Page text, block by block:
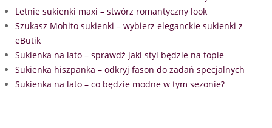
Letnie sukienki maxi – stwórz romantyczny look
Szukasz Mohito sukienki – wybierz eleganckie sukienki z
eButik
Sukienka na lato – sprawdź jaki styl będzie na topie
Sukienka hiszpanka – odkryj fason do zadań specjalnych
Sukienka na lato – co będzie modne w tym sezonie?